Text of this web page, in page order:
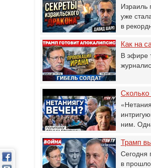
Израиль
уже
в
Как на
В эфире
Сколько
ним.
Трамп
Сегодня
в